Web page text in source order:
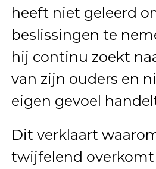
heeft niet geleerd
beslissingen te
hij continu zoekt
van zijn ouders en
eigen gevoel
Dit verklaart
twijfelend